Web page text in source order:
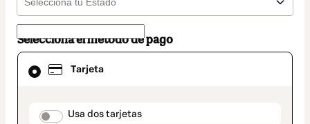
Selecciona el método de pago
Tarjeta
payment_data.section_title_v2
Usa dos tarjetas
El
método
seleccionado